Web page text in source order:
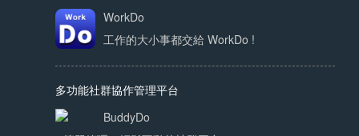
WorkDo
工作的大小事都交給 WorkDo !
多功能社群協作管理平台
BuddyDo